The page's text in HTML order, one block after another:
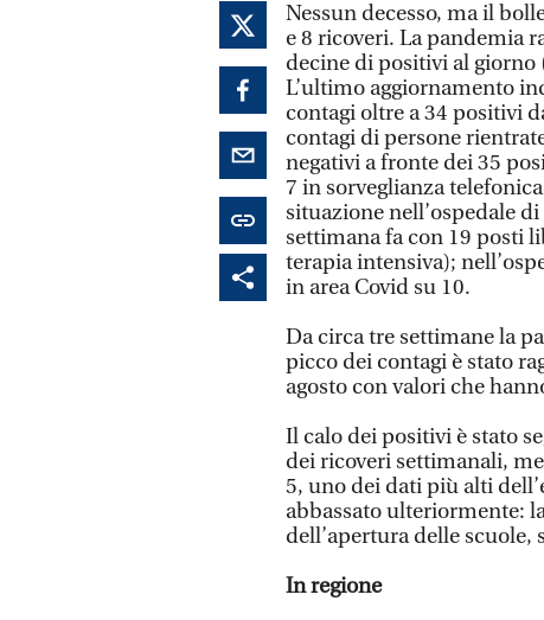
Nessun decesso, ma il
e 8 ricoveri. La pandemia
decine di positivi al
L’ultimo aggiornamento
contagi oltre a 34 positivi
contagi di persone
negativi a fronte dei 35
7 in sorveglianza
situazione nell’ospedale
settimana fa con 19 posti
terapia intensiva);
in area Covid su 10.
Da circa tre settimane la
picco dei contagi è stato
agosto con valori che
Il calo dei positivi è stato
dei ricoveri settimanali,
5, uno dei dati più alti
abbassato ulteriormente:
dell’apertura delle scuole,
In regione